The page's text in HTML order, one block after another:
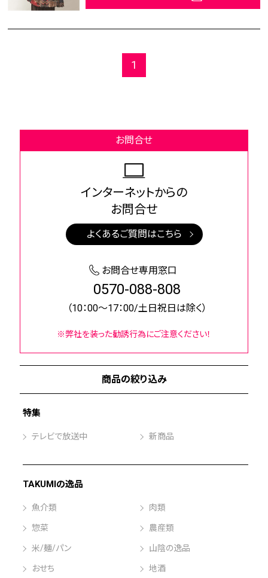
商品の絞り込み
特集
テレビで放送中 新商品
TAKUMIの逸品
魚介類 肉類
惣菜 農産類
米/麺/パン 山陰の逸品
おせち 地酒
1
お問合せ
インターネットからの
お問合せ
よくあるご質問はこちら
お問合せ専用窓口
0570-088-808
（10：00～17：00/土日祝日は除く）
※弊社を装った勧誘行為にご注意ください！